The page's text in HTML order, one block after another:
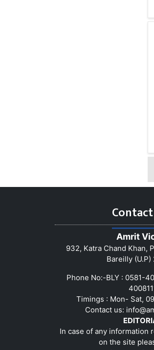
Amrit
932, Katra Chand Khan,
Bareilly (U.P)
Phone No:-BLY : 0581-
Timings : Mon- Sat,
Contact us:
In case of any information
on the site